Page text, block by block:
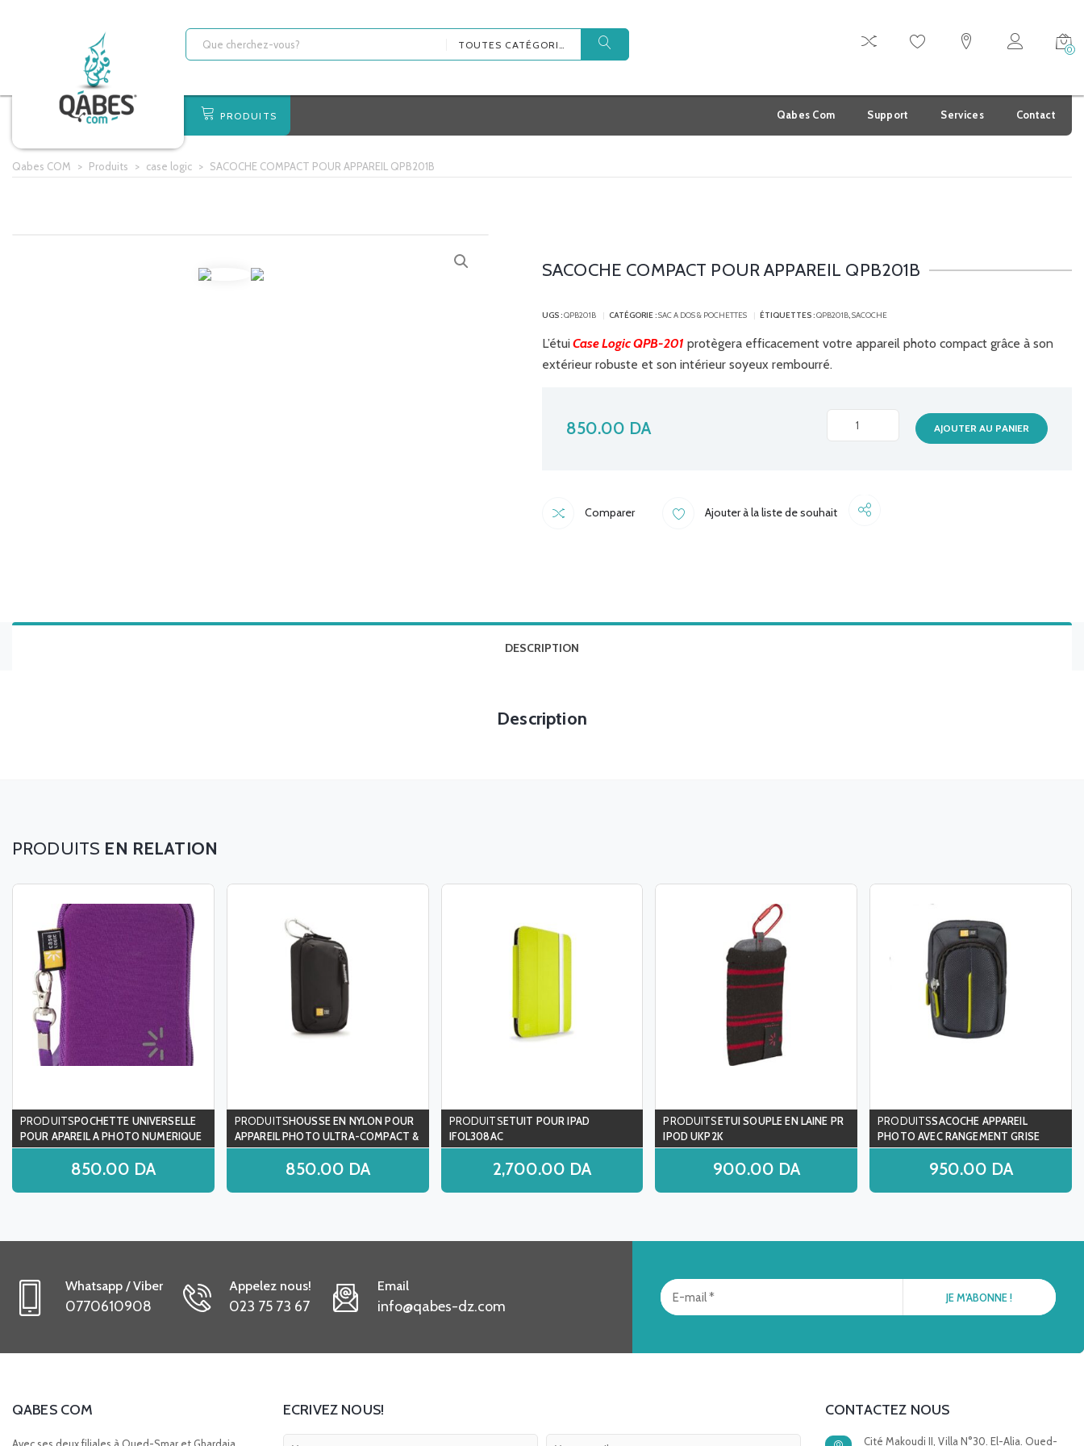
TOUTES CATÉGORIES 0
PRODUITS Qabes Com Support Services Contact
Qabes COM > Produits > case logic > SACOCHE COMPACT POUR APPAREIL QPB201B
SACOCHE COMPACT POUR APPAREIL QPB201B
UGS :QPB201B CATÉGORIE :SAC A DOS & POCHETTES ÉTIQUETTES :QPB201B,SACOCHE
L’étuiCase LogicQPB-201 protègera efficacement votre appareil photo compact grâce à son
extérieur robuste et son intérieur soyeux rembourré.
850.00 DA
SACOCHE
COMPACT
QPB201B
AJOUTER AU PANIER
Comparer Ajouter à la liste de souhait
DESCRIPTION
Description
EN RELATION
POCHETTE UNIVERSELLE
POUR APAREIL A PHOTO NUMERIQUE
VIOLET
850.00 DA
HOUSSE EN NYLON POUR
APPAREIL PHOTO ULTRA-COMPACT &
ACCESSOIR NOIR TBC402K
850.00 DA
ETUIT POUR IPAD
IFOL308AC
2,700.00 DA
ETUI SOUPLE EN LAINE PR
IPOD UKP2K
900.00 DA
SACOCHE APPAREIL
PHOTO AVEC RANGEMENT GRISE
DCB302
950.00 DA
Whatsapp / Viber
0770610908
Appelez nous!
023 75 73 67
Email
info@qabes-dz.com
QABES COM ECRIVEZ NOUS! CONTACTEZ NOUS
Cité Makoudi II, Villa N°30. El-Alia. Oued-